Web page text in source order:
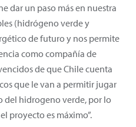
dar un paso más en nuestra
(hidrógeno verde y
de futuro y nos permite
como compañía de
de que Chile cuenta
que le van a permitir jugar
del hidrogeno verde, por lo
proyecto es máximo”.